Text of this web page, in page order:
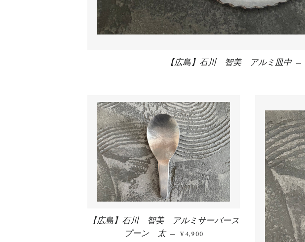
【広島】石川 智美 アルミ皿中 —
【広島】石川 智美 アルミサーバース
プーン 太 — 通常価格
¥4,900